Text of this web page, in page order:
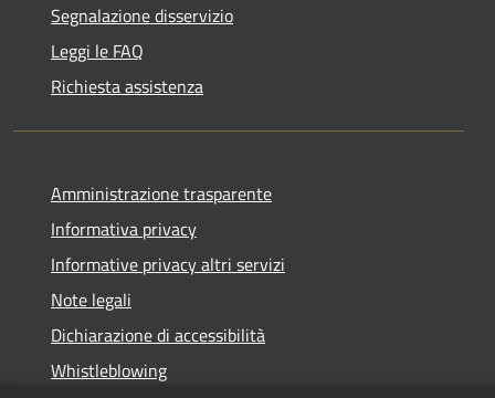
Segnalazione disservizio
Leggi le FAQ
Richiesta assistenza
Amministrazione trasparente
Informativa privacy
Informative privacy altri servizi
Note legali
Dichiarazione di accessibilità
Whistleblowing